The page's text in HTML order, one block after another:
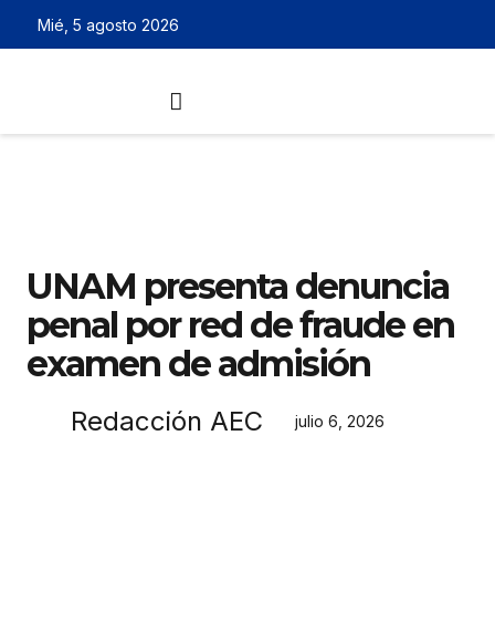
Mié, 5 agosto 2026
UNAM presenta denuncia
penal por red de fraude en
examen de admisión
Redacción AEC julio 6, 2026